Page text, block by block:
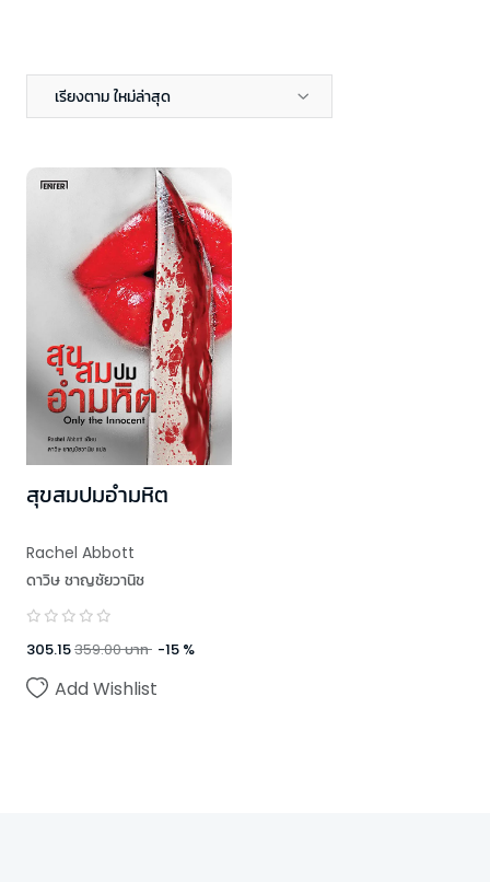
เรียงตาม ใหม่ล่าสุด
สุขสมปมอำมหิต
Rachel Abbott
ดาวิษ ชาญชัยวานิช
305.15359.00บาท -15 %
Add Wishlist